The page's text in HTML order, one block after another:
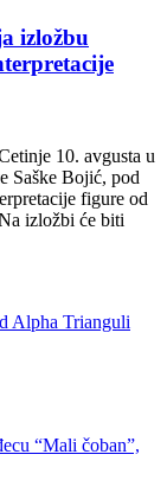
izložbu
10. avgusta u
Saške Bojić, pod
figure od
izložbi će biti
Alpha Trianguli
“Mali čoban”,